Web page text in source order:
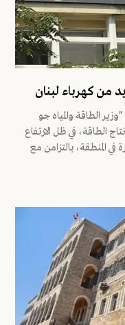
من كهرباء لبنان
الطاقة والمياه جو
الطاقة، في ظل الارتفاع
في المنطقة، بالتزامن مع